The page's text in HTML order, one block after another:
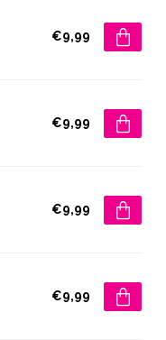
€9,99
€9,99
€9,99
€9,99